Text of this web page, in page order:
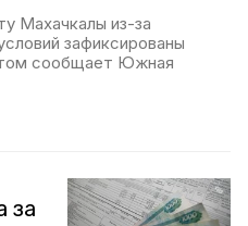
Махачкалы из-за
зафиксированы
сообщает Южная
за